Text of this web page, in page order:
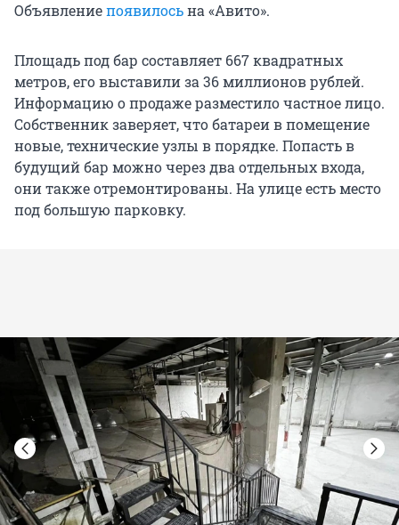
Объявлениепоявилосьна «Авито».
Площадь под бар составляет 667 квадратных
метров, его выставили за 36 миллионов рублей.
Информацию о продаже разместило частное лицо.
Собственник заверяет, что батареи в помещение
новые, технические узлы в порядке. Попасть в
будущий бар можно через два отдельных входа,
они также отремонтированы. На улице есть место
под большую парковку.